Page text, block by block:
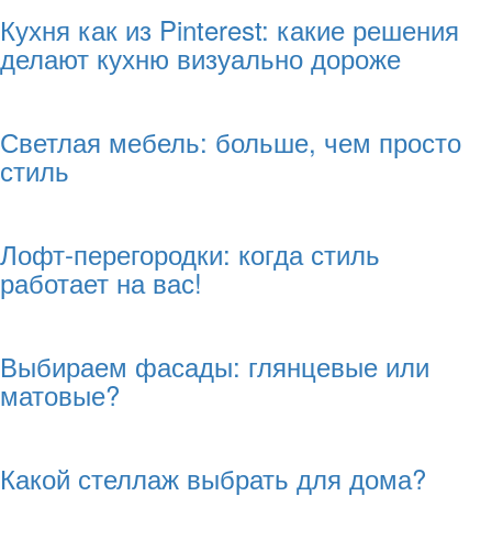
Кухня как из Pinterest: какие решения
делают кухню визуально дороже
Светлая мебель: больше, чем просто
стиль
Лофт-перегородки: когда стиль
работает на вас!
Выбираем фасады: глянцевые или
матовые?
Какой стеллаж выбрать для дома?